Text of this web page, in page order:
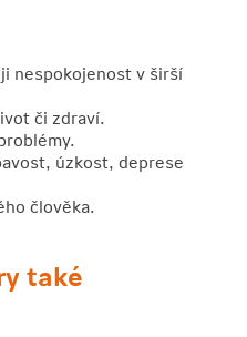
nespokojenost v širší
či zdraví.
úzkost, deprese
člověka.
také